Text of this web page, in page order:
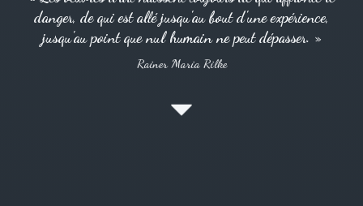
danger, de qui est allé jusqu'au bout d'une expérience,
jusqu'au point que nul humain ne peut dépasser. »
Rainer Maria Rilke